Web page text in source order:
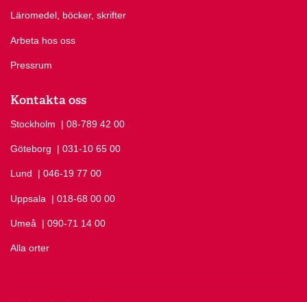
Läromedel, böcker, skrifter
Arbeta hos oss
Pressrum
Kontakta oss
Stockholm Ring Stockholm på
| 08-789 42 00
Göteborg Ring Göteborg på
| 031-10 65 00
Lund Ring Lund på
| 046-19 77 00
Uppsala Ring Uppsala på
| 018-68 00 00
Umeå Ring Umeå på
| 090-71 14 00
Alla orter